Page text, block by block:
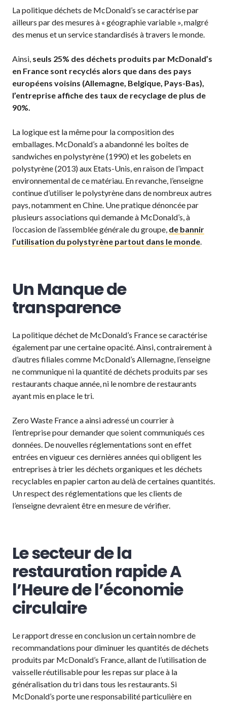
La politique déchets de McDonald’s se caractérise par
ailleurs par des mesures à « géographie variable », malgré
des menus et un service standardisés à travers le monde.
Ainsi, seuls 25% des déchets produits par McDonald’s
en France sont recyclés alors que dans des pays
européens voisins (Allemagne, Belgique, Pays-Bas),
l’entreprise affiche des taux de recyclage de plus de
90%.
La logique est la même pour la composition des
emballages. McDonald’s a abandonné les boîtes de
sandwiches en polystyrène (1990) et les gobelets en
polystyrène (2013) aux Etats-Unis, en raison de l’impact
environnemental de ce matériau. En revanche, l’enseigne
continue d’utiliser le polystyrène dans de nombreux autres
pays, notamment en Chine. Une pratique dénoncée par
plusieurs associations qui demande à McDonald’s, à
l’occasion de l’assemblée générale du groupe, de bannir
l’utilisation du polystyrène partout dans le monde.
Un Manque de
transparence
La politique déchet de McDonald’s France se caractérise
également par une certaine opacité. Ainsi, contrairement à
d’autres filiales comme McDonald’s Allemagne, l’enseigne
ne communique ni la quantité de déchets produits par ses
restaurants chaque année, ni le nombre de restaurants
ayant mis en place le tri.
Zero Waste France a ainsi adressé un courrier à
l’entreprise pour demander que soient communiqués ces
données. De nouvelles réglementations sont en effet
entrées en vigueur ces dernières années qui obligent les
entreprises à trier les déchets organiques et les déchets
recyclables en papier carton au delà de certaines quantités.
Un respect des réglementations que les clients de
l’enseigne devraient être en mesure de vérifier.
Le secteur de la
restauration rapide A
l’Heure de l’économie
circulaire
Le rapport dresse en conclusion un certain nombre de
recommandations pour diminuer les quantités de déchets
produits par McDonald’s France, allant de l’utilisation de
vaisselle réutilisable pour les repas sur place à la
généralisation du tri dans tous les restaurants. Si
McDonald’s porte une responsabilité particulière en